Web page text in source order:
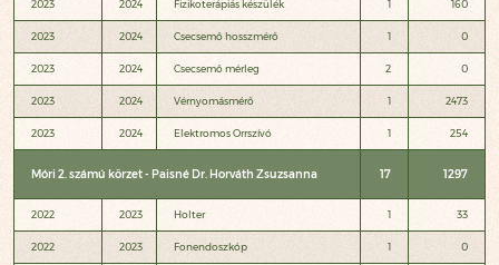
2023 2024 Fizikoterápiás készülék 1 160
2023 2024 Csecsemő hosszmérő 1 0
2023 2024 Csecsemő mérleg 2 0
2023 2024 Vérnyomásmérő 1 2473
2023 2024 Elektromos Orrszívó 1 254
Móri 2. számú körzet - Paisné Dr. Horváth Zsuzsanna 17 1297
2022 2023 Holter 1 33
2022 2023 Fonendoszkóp 1 0